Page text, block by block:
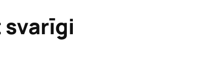
svarīgi